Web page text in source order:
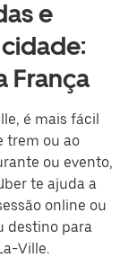
e
França
é mais fácil
trem ou ao
ou evento,
te ajuda a
online ou
destino para
Ville.